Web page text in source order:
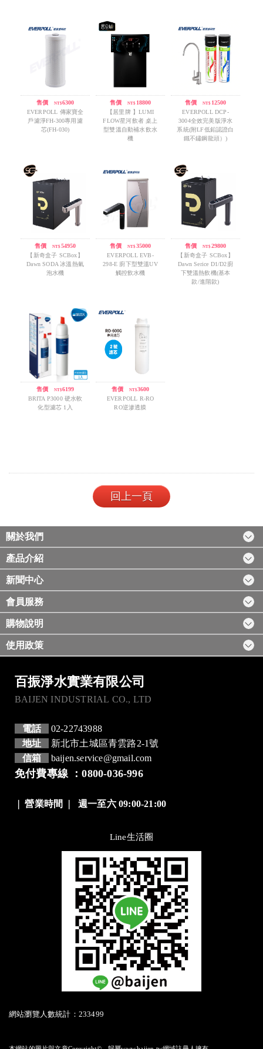
售價/ NT$6300
EVERPOLL 傳家寶全
戶濾淨FH-300專用濾
芯(FH-030)
售價 /NT$ 18800
【居里牌 】LUMI
FLOW星河飲者 桌上
型雙溫自動補水飲水
機
售價 /NT$ 12500
EVERPOLL DCP-
3004全效完美版淨水
系統(附LF低鉛認證白
鐵不鏽鋼龍頭）)
售價 /NT$54950
【新奇盒子 SCBox】
Dawn SODA 冰溫熱氣
泡⽔機
售價 /NT$35000
EVERPOLL EVB-
298-E 廚下型雙溫UV
觸控飲水機
售價 /NT$29800
【新奇盒子 SCBox】
Dawn Serice D1/D2廚
下雙溫熱飲機(基本
款/進階款)
售價/ NT$6199
BRITA P3000 硬水軟
化型濾芯 1入
售價/ NT$3600
EVERPOLL R-RO
RO逆滲透膜
回上一頁
關於我們
產品介紹
新聞中心
會員服務
購物說明
使用政策
百振淨水實業有限公司
BAIJEN INDUSTRIAL CO., LTD
電話
02-22743988
地址
新北市土城區青雲路2-1號
信箱
baijen.service@gmail.com
免付費專線 ：0800-036-996
營業時間 ❘週一至六 09:00-21:00
Line生活圈
網站瀏覽人數統計：233499